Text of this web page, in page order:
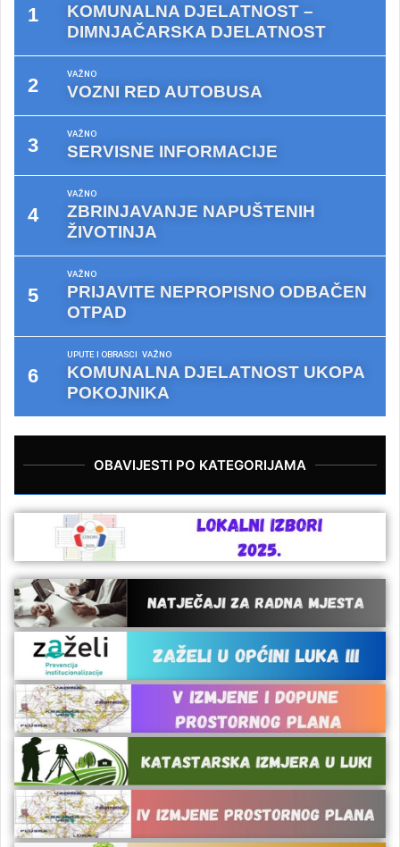
KOMUNALNA DJELATNOST –
DIMNJAČARSKA DJELATNOST
VAŽNO
VOZNI RED AUTOBUSA
VAŽNO
SERVISNE INFORMACIJE
VAŽNO
ZBRINJAVANJE NAPUŠTENIH
ŽIVOTINJA
VAŽNO
PRIJAVITE NEPROPISNO ODBAČEN
OTPAD
UPUTE I OBRASCI VAŽNO
KOMUNALNA DJELATNOST UKOPA
POKOJNIKA
OBAVIJESTI PO KATEGORIJAMA